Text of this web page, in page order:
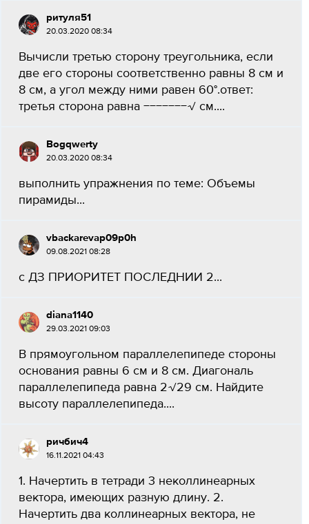
ритуля51
20.03.2020 08:34
Вычисли третью сторону треугольника, если
две его стороны соответственно равны 8 см и
8 см, а угол между ними равен 60°.ответ:
третья сторона равна −−−−−−−√ см.​...
Bogqwerty
20.03.2020 08:34
выполнить упражнения по теме: Объемы
пирамиды...
vbackarevap09p0h
09.08.2021 08:28
с ДЗ ПРИОРИТЕТ ПОСЛЕДНИИ 2...
diana1140
29.03.2021 09:03
В прямоугольном параллелепипеде стороны
основания равны 6 см и 8 см. Диагональ
параллелепипеда равна 2√29 см. Найдите
высоту параллелепипеда....
ричбич4
16.11.2021 04:43
1. Начертить в тетради 3 неколлинеарных
вектора, имеющих разную длину. 2.
Начертить два коллинеарных вектора, не